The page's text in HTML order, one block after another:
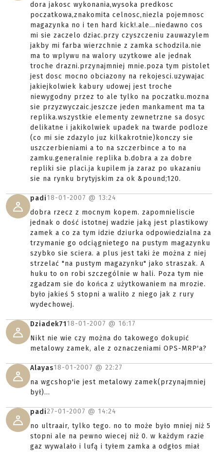
dora jakosc wykonania,wysoka predkosc
poczatkowa,znakomita celnosc,niezla pojemnosc
magazynka no i ten hard kick!.ale...niedawno cos
mi sie zaczelo dziac.przy czyszczeniu zauwazylem
jakby mi farba wierzchnie z zamka schodzila.nie
ma to wplywu na walory uzytkowe ale jednak
troche drazni.przynajmniej mnie.poza tym pistolet
jest dosc mocno obciazony na rekojesci.uzywajac
jakiejkolwiek kabury udowej jest troche
niewygodny przez to ale tylko na poczatku.mozna
sie przyzwyczaic.jeszcze jeden mankament ma ta
replika.wszystkie elementy zewnetrzne sa dosyc
delikatne i jakikolwiek upadek na twarde podloze
(co mi sie zdazylo juz kilkakrotnie)konczy sie
uszczerbieniami a to na szczerbince a to na
zamku.generalnie replika b.dobra a za dobre
repliki sie placi.ja kupilem ja zaraz po ukazaniu
sie na rynku brytyjskim za ok &pound;120.
padi18-01-2007 @ 13:24
dobra rzecz z mocnym kopem. zapomnieliscie
jednak o dość istotnej wadzie jaką jest plastikowy
zamek a co za tym idzie dziurka odpowiedzialna za
trzymanie go odciągnietego na pustym magazynku
szybko sie sciera. a plus jest taki że można z niej
strzelać "na pustym magazynku" jako straszak. A
huku to on robi szczególnie w hali. Poza tym nie
zgadzam sie do końca z użytkowaniem na mrozie.
było jakieś 5 stopni a waliło z niego jak z rury
wydechowej.
Dziadek7118-01-2007 @ 16:17
Nikt nie wie czy można do takowego dokupić
metalowy zamek, ale z oznaczeniami OPS-MRP'a?
Alayas18-01-2007 @ 22:27
na wgcshop'ie jest metalowy zamek(przynajmniej
był)...
padi27-01-2007 @ 14:24
no ultraair, tylko tego. no to może było mniej niż 5
stopni ale na pewno wiecej niż 0. w każdym razie
gaz wywalało i lufą i tyłem zamka a odgłos miał